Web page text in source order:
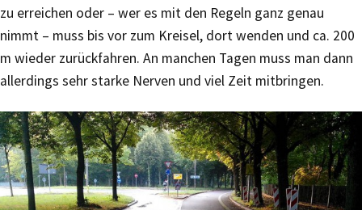
zu erreichen oder – wer es mit den Regeln ganz genau
nimmt – muss bis vor zum Kreisel, dort wenden und ca. 200
m wieder zurückfahren. An manchen Tagen muss man dann
allerdings sehr starke Nerven und viel Zeit mitbringen.